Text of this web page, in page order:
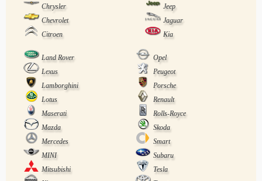
Chrysler
Jeep
Chevrolet
Jaguar
Citroen
Kia
Land Rover
Opel
Lexus
Peugeot
Lamborghini
Porsche
Lotus
Renault
Maserati
Rolls-Royce
Mazda
Skoda
Mercedes
Smart
MINI
Subaru
Mitsubishi
Tesla